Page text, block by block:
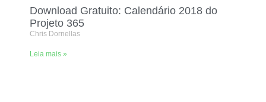
Download Gratuito: Calendário 2018 do
Projeto 365
Chris Dornellas
Leia mais »